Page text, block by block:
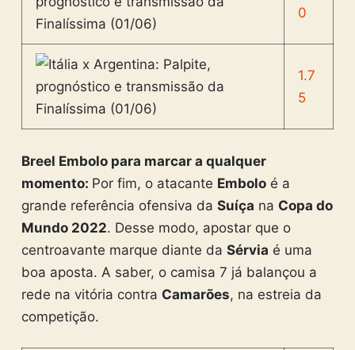
0
1.7
5
Breel Embolo para marcar a qualquer
momento: Por fim, o atacante Emboloé a
grande referência ofensiva da Suíça na Copa do
Mundo 2022. Desse modo, apostar que o
centroavante marque diante da Sérvia é uma
boa aposta. A saber, o camisa 7 já balançou a
rede na vitória contra Camarões, na estreia da
competição.